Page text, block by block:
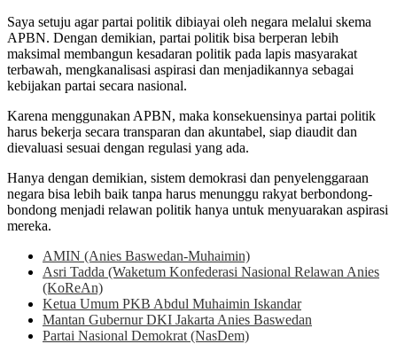
Saya setuju agar partai politik dibiayai oleh negara melalui skema
APBN. Dengan demikian, partai politik bisa berperan lebih
maksimal membangun kesadaran politik pada lapis masyarakat
terbawah, mengkanalisasi aspirasi dan menjadikannya sebagai
kebijakan partai secara nasional.
Karena menggunakan APBN, maka konsekuensinya partai politik
harus bekerja secara transparan dan akuntabel, siap diaudit dan
dievaluasi sesuai dengan regulasi yang ada.
Hanya dengan demikian, sistem demokrasi dan penyelenggaraan
negara bisa lebih baik tanpa harus menunggu rakyat berbondong-
bondong menjadi relawan politik hanya untuk menyuarakan aspirasi
mereka.
AMIN (Anies Baswedan-Muhaimin)
Asri Tadda (Waketum Konfederasi Nasional Relawan Anies
(KoReAn)
Ketua Umum PKB Abdul Muhaimin Iskandar
Mantan Gubernur DKI Jakarta Anies Baswedan
Partai Nasional Demokrat (NasDem)